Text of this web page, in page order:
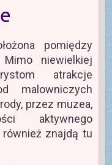
pomiędzy
niewielkiej
atrakcje
malowniczych
przez muzea,
aktywnego
również znajdą tu